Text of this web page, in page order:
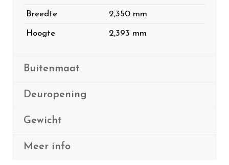
Breedte 2,350 mm
Hoogte 2,393 mm
Buitenmaat
Deuropening
Gewicht
Meer info